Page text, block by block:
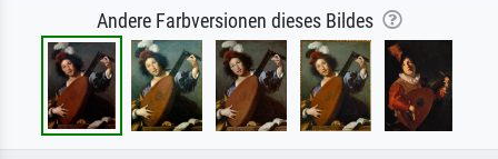
Andere Farbversionen dieses Bildes